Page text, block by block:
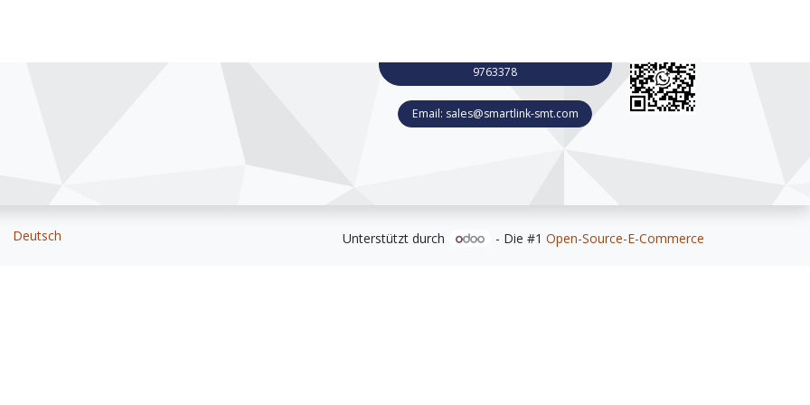
9763378
Email: sales@smartlink-smt.com
Deutsch Unterstützt durch - Die #1 Open-Source-E-Commerce